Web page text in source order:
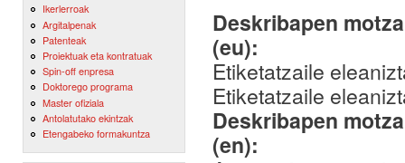
Ikerlerroak
Argitalpenak
Patenteak
Proiektuak eta kontratuak
Spin-off enpresa
Doktorego programa
Master ofiziala
Antolatutako ekintzak
Etengabeko formakuntza
Deskribapen
(eu):
Etiketatzaile
Etiketatzaile
Deskribapen
(en):